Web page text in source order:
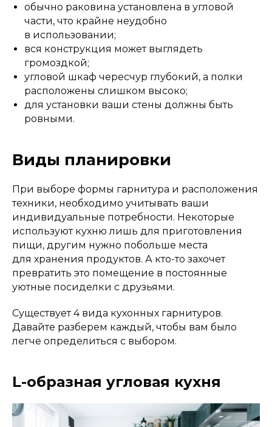
обычно раковина установлена в угловой
части, что крайне неудобно
в использовании;
вся конструкция может выглядеть
громоздкой;
угловой шкаф чересчур глубокий, а полки
расположены слишком высоко;
для установки ваши стены должны быть
ровными.
Виды планировки
При выборе формы гарнитура и расположения
техники, необходимо учитывать ваши
индивидуальные потребности. Некоторые
используют кухню лишь для приготовления
пищи, другим нужно побольше места
для хранения продуктов. А кто-то захочет
превратить это помещение в постоянные
уютные посиделки с друзьями.
Существует 4 вида кухонных гарнитуров.
Давайте разберем каждый, чтобы вам было
легче определиться с выбором.
L-образная угловая кухня